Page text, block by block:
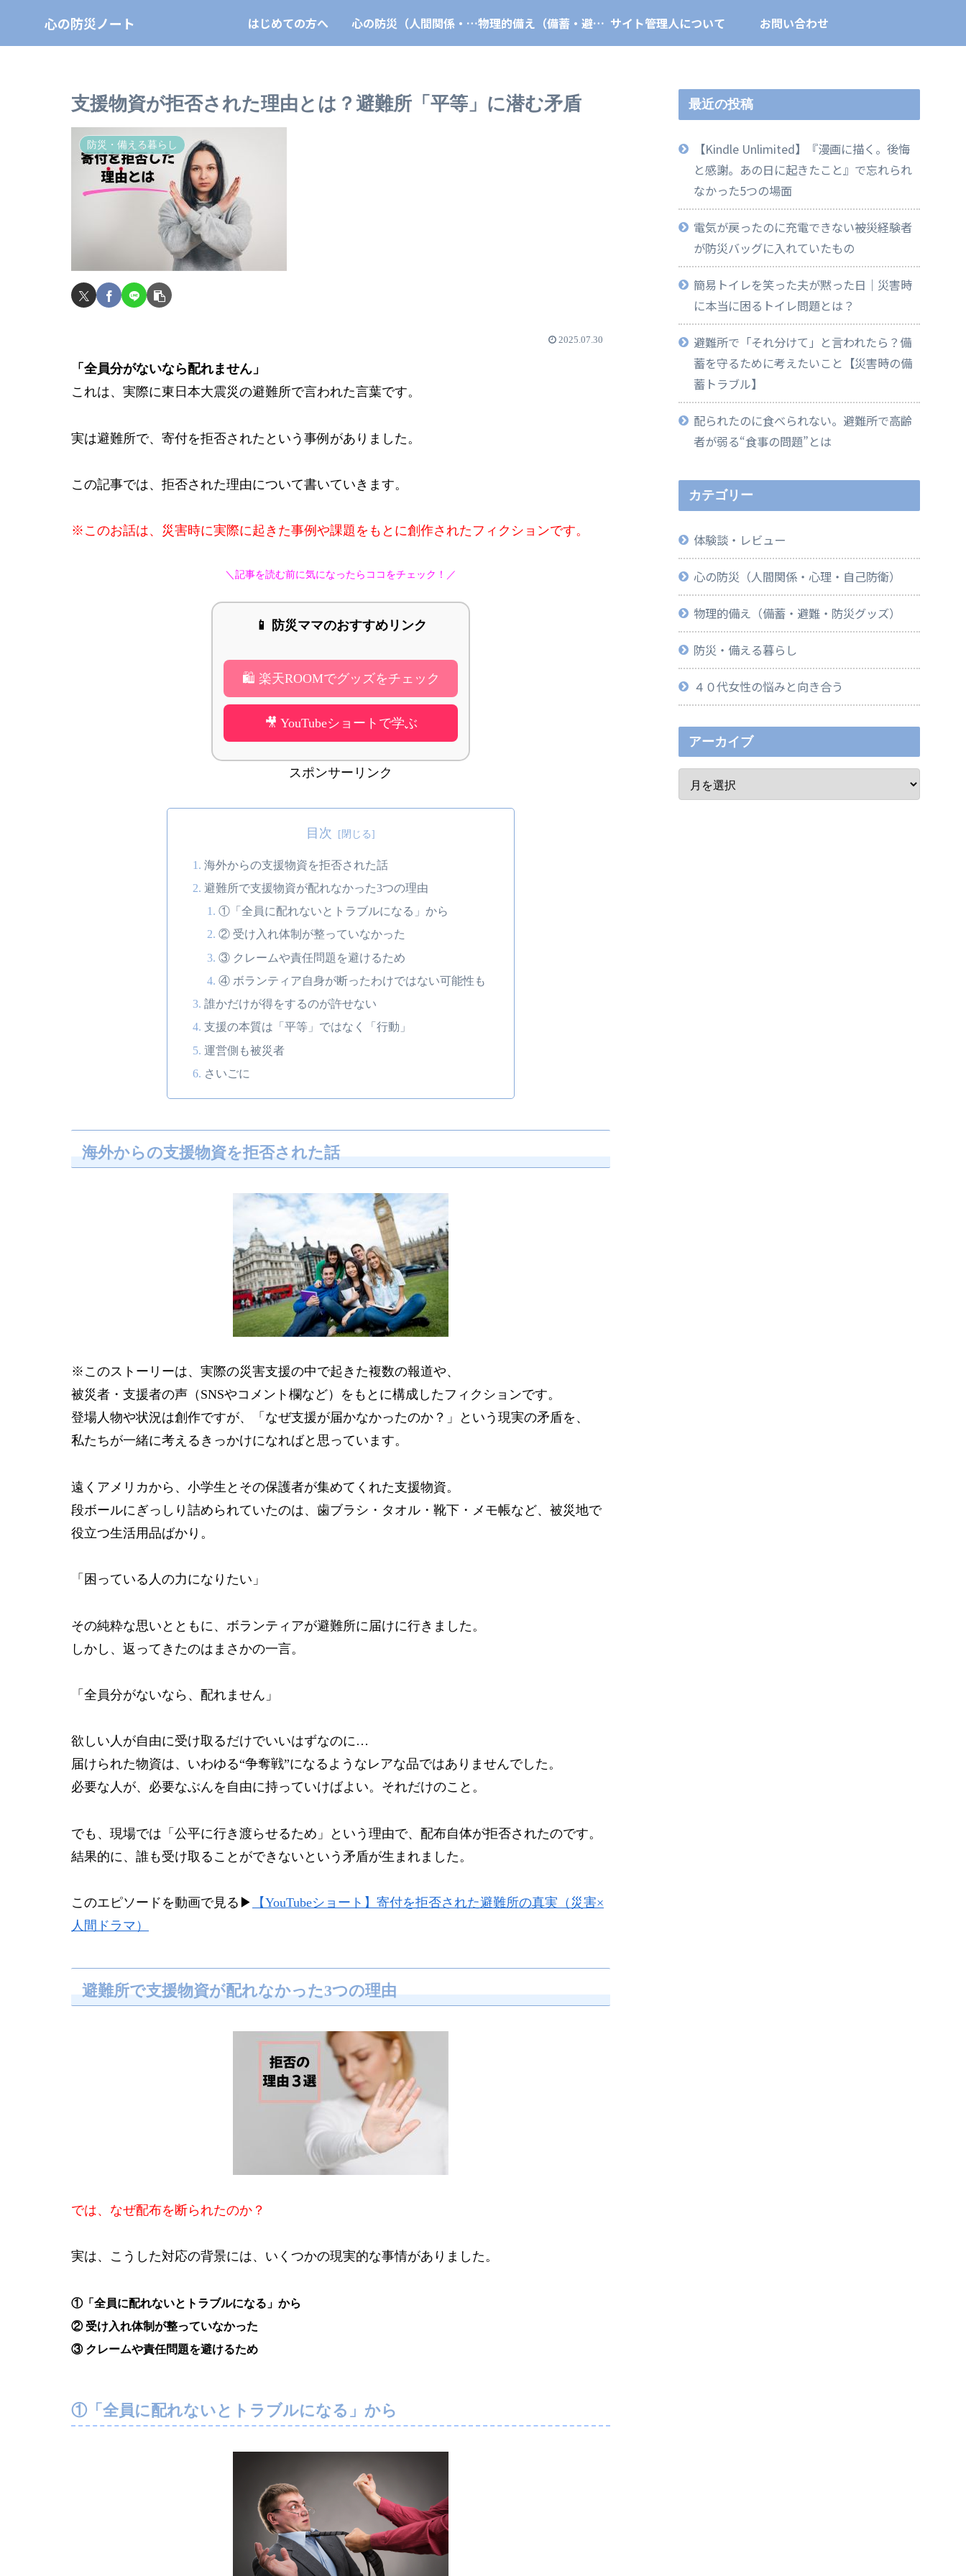
心の防災ノート はじめての方へ 心の防災（人間関係・心理・自己防衛） 物理的備え（備蓄・避難・防災グッズ） サイト管理人について お問い合わせ
支援物資が拒否された理由とは？避難所「平等」に潜む矛盾
防災・備える暮らし
2025.07.30
「全員分がないなら配れません」
これは、実際に東日本大震災の避難所で言われた言葉です。
実は避難所で、寄付を拒否されたという事例がありました。
この記事では、拒否された理由について書いていきます。
※このお話は、災害時に実際に起きた事例や課題をもとに創作されたフィクションです。
＼記事を読む前に気になったらココをチェック！／
📱 防災ママのおすすめリンク
🛍 楽天ROOMでグッズをチェック
🎥 YouTubeショートで学ぶ
スポンサーリンク
目次
海外からの支援物資を拒否された話
避難所で支援物資が配れなかった3つの理由
①「全員に配れないとトラブルになる」から
② 受け入れ体制が整っていなかった
③ クレームや責任問題を避けるため
④ ボランティア自身が断ったわけではない可能性も
誰かだけが得をするのが許せない
支援の本質は「平等」ではなく「行動」
運営側も被災者
さいごに
海外からの支援物資を拒否された話
※このストーリーは、実際の災害支援の中で起きた複数の報道や、
被災者・支援者の声（SNSやコメント欄など）をもとに構成したフィクションです。
登場人物や状況は創作ですが、「なぜ支援が届かなかったのか？」という現実の矛盾を、
私たちが一緒に考えるきっかけになればと思っています。
遠くアメリカから、小学生とその保護者が集めてくれた支援物資。
段ボールにぎっしり詰められていたのは、歯ブラシ・タオル・靴下・メモ帳など、被災地で
役立つ生活用品ばかり。
「困っている人の力になりたい」
その純粋な思いとともに、ボランティアが避難所に届けに行きました。
しかし、返ってきたのはまさかの一言。
「全員分がないなら、配れません」
欲しい人が自由に受け取るだけでいいはずなのに…
届けられた物資は、いわゆる“争奪戦”になるようなレアな品ではありませんでした。
必要な人が、必要なぶんを自由に持っていけばよい。それだけのこと。
でも、現場では「公平に行き渡らせるため」という理由で、配布自体が拒否されたのです。
結果的に、誰も受け取ることができないという矛盾が生まれました。
このエピソードを動画で見る▶
【YouTubeショート】寄付を拒否された避難所の真実（災害×
人間ドラマ）
避難所で支援物資が配れなかった3つの理由
では、なぜ配布を断られたのか？
実は、こうした対応の背景には、いくつかの現実的な事情がありました。
①「全員に配れないとトラブルになる」から
② 受け入れ体制が整っていなかった
③ クレームや責任問題を避けるため
①「全員に配れないとトラブルになる」から
最近の投稿
【Kindle Unlimited】『漫画に描く。後悔
と感謝。あの日に起きたこと』で忘れられ
なかった5つの場面
電気が戻ったのに充電できない――被災経験者
が防災バッグに入れていたもの
簡易トイレを笑った夫が黙った日｜災害時
に本当に困るトイレ問題とは？
避難所で「それ分けて」と言われたら？備
蓄を守るために考えたいこと【災害時の備
蓄トラブル】
配られたのに食べられない。避難所で高齢
者が弱る“食事の問題”とは
カテゴリー
体験談・レビュー
心の防災（人間関係・心理・自己防衛）
物理的備え（備蓄・避難・防災グッズ）
防災・備える暮らし
４０代女性の悩みと向き合う
アーカイブ